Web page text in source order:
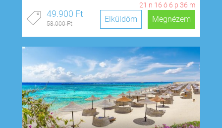
21 n 16 ó 6 p 35 m
49.900 Ft
58.000 Ft Megnézem
Elküldöm